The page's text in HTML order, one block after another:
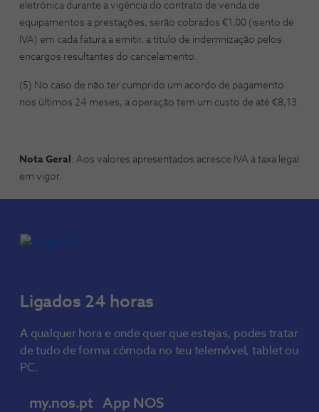
eletrónica durante a vigência do contrato de venda de
equipamentos a prestações, serão cobrados €1,00 (isento de
IVA) em cada fatura a emitir, a título de indemnização pelos
encargos resultantes do cancelamento.
(5) No caso de não ter cumprido um acordo de pagamento
nos últimos 24 meses, a operação tem um custo de até €8,13.
Nota Geral : Aos valores apresentados acresce IVA à taxa legal
em vigor.
Ligados 24 horas
A qualquer hora e onde quer que estejas, podes tratar
de tudo de forma cómoda no teu telemóvel, tablet ou
PC.
my.nos.pt App NOS